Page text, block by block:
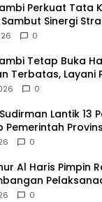
Perkuat Tata
Sinergi
0
Tetap Buka
Terbatas, Layani
Perubahan PIN
0
Lantik 13
Pemerintah
0
Al Haris Pimpin
Triwulan II
0